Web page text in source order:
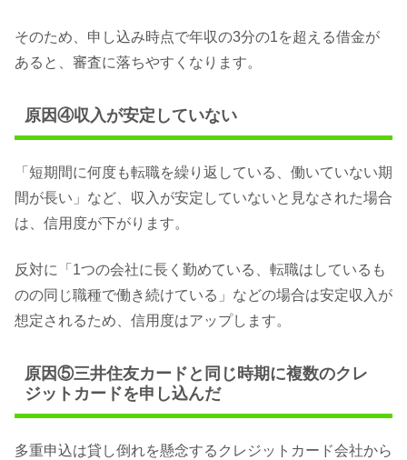
そのため、申し込み時点で年収の3分の1を超える借金が
あると、審査に落ちやすくなります。
原因④収入が安定していない
「短期間に何度も転職を繰り返している、働いていない期
間が長い」など、収入が安定していないと見なされた場合
は、信用度が下がります。
反対に「1つの会社に長く勤めている、転職はしているも
のの同じ職種で働き続けている」などの場合は安定収入が
想定されるため、信用度はアップします。
原因⑤三井住友カードと同じ時期に複数のクレ
ジットカードを申し込んだ
多重申込は貸し倒れを懸念するクレジットカード会社から